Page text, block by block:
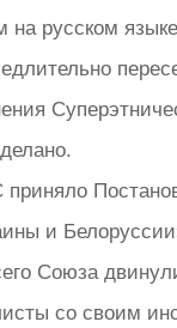
русском
и
Союза
со своим